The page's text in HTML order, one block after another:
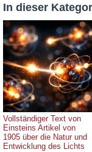
In dieser
Vollständiger Text von
Einsteins Artikel von
1905 über die Natur und
Entwicklung des Lichts